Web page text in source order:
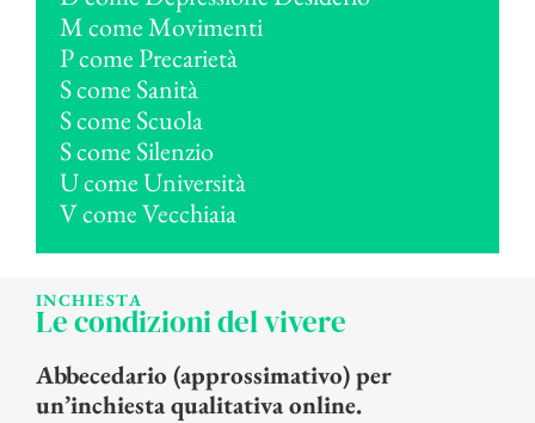
M come Movimenti
P come Precarietà
S come Sanità
S come Scuola
S come Silenzio
U come Università
V come Vecchiaia
INCHIESTA
Le condizioni del vivere
Abbecedario (approssimativo) per
un’inchiesta qualitativa online.